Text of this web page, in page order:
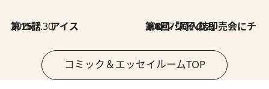
2026.7.30
第15話 アイス 2026.7.30
第8回「同人誌即売会にチャレンジ その2」
コミック＆エッセイルームTOP